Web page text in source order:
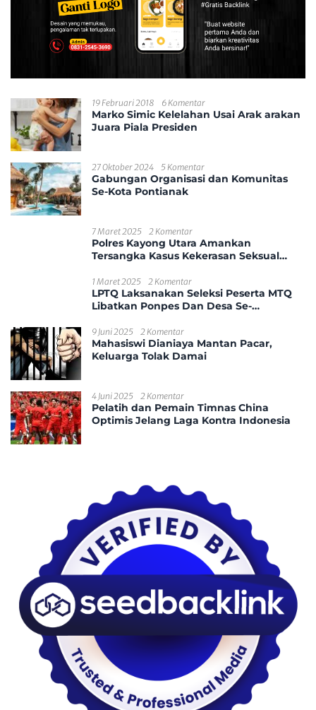
19 Februari 2018 6 Komentar
Marko Simic Kelelahan Usai Arak arakan
Juara Piala Presiden
27 Oktober 2024 5 Komentar
Gabungan Organisasi dan Komunitas
Se-Kota Pontianak
7 Maret 2025 2 Komentar
Polres Kayong Utara Amankan
Tersangka Kasus Kekerasan Seksual
1 Maret 2025 2 Komentar
LPTQ Laksanakan Seleksi Peserta MTQ
Libatkan Ponpes Dan Desa Se-
9 Juni 2025 2 Komentar
Mahasiswi Dianiaya Mantan Pacar,
Keluarga Tolak Damai
4 Juni 2025 2 Komentar
Pelatih dan Pemain Timnas China
Optimis Jelang Laga Kontra Indonesia